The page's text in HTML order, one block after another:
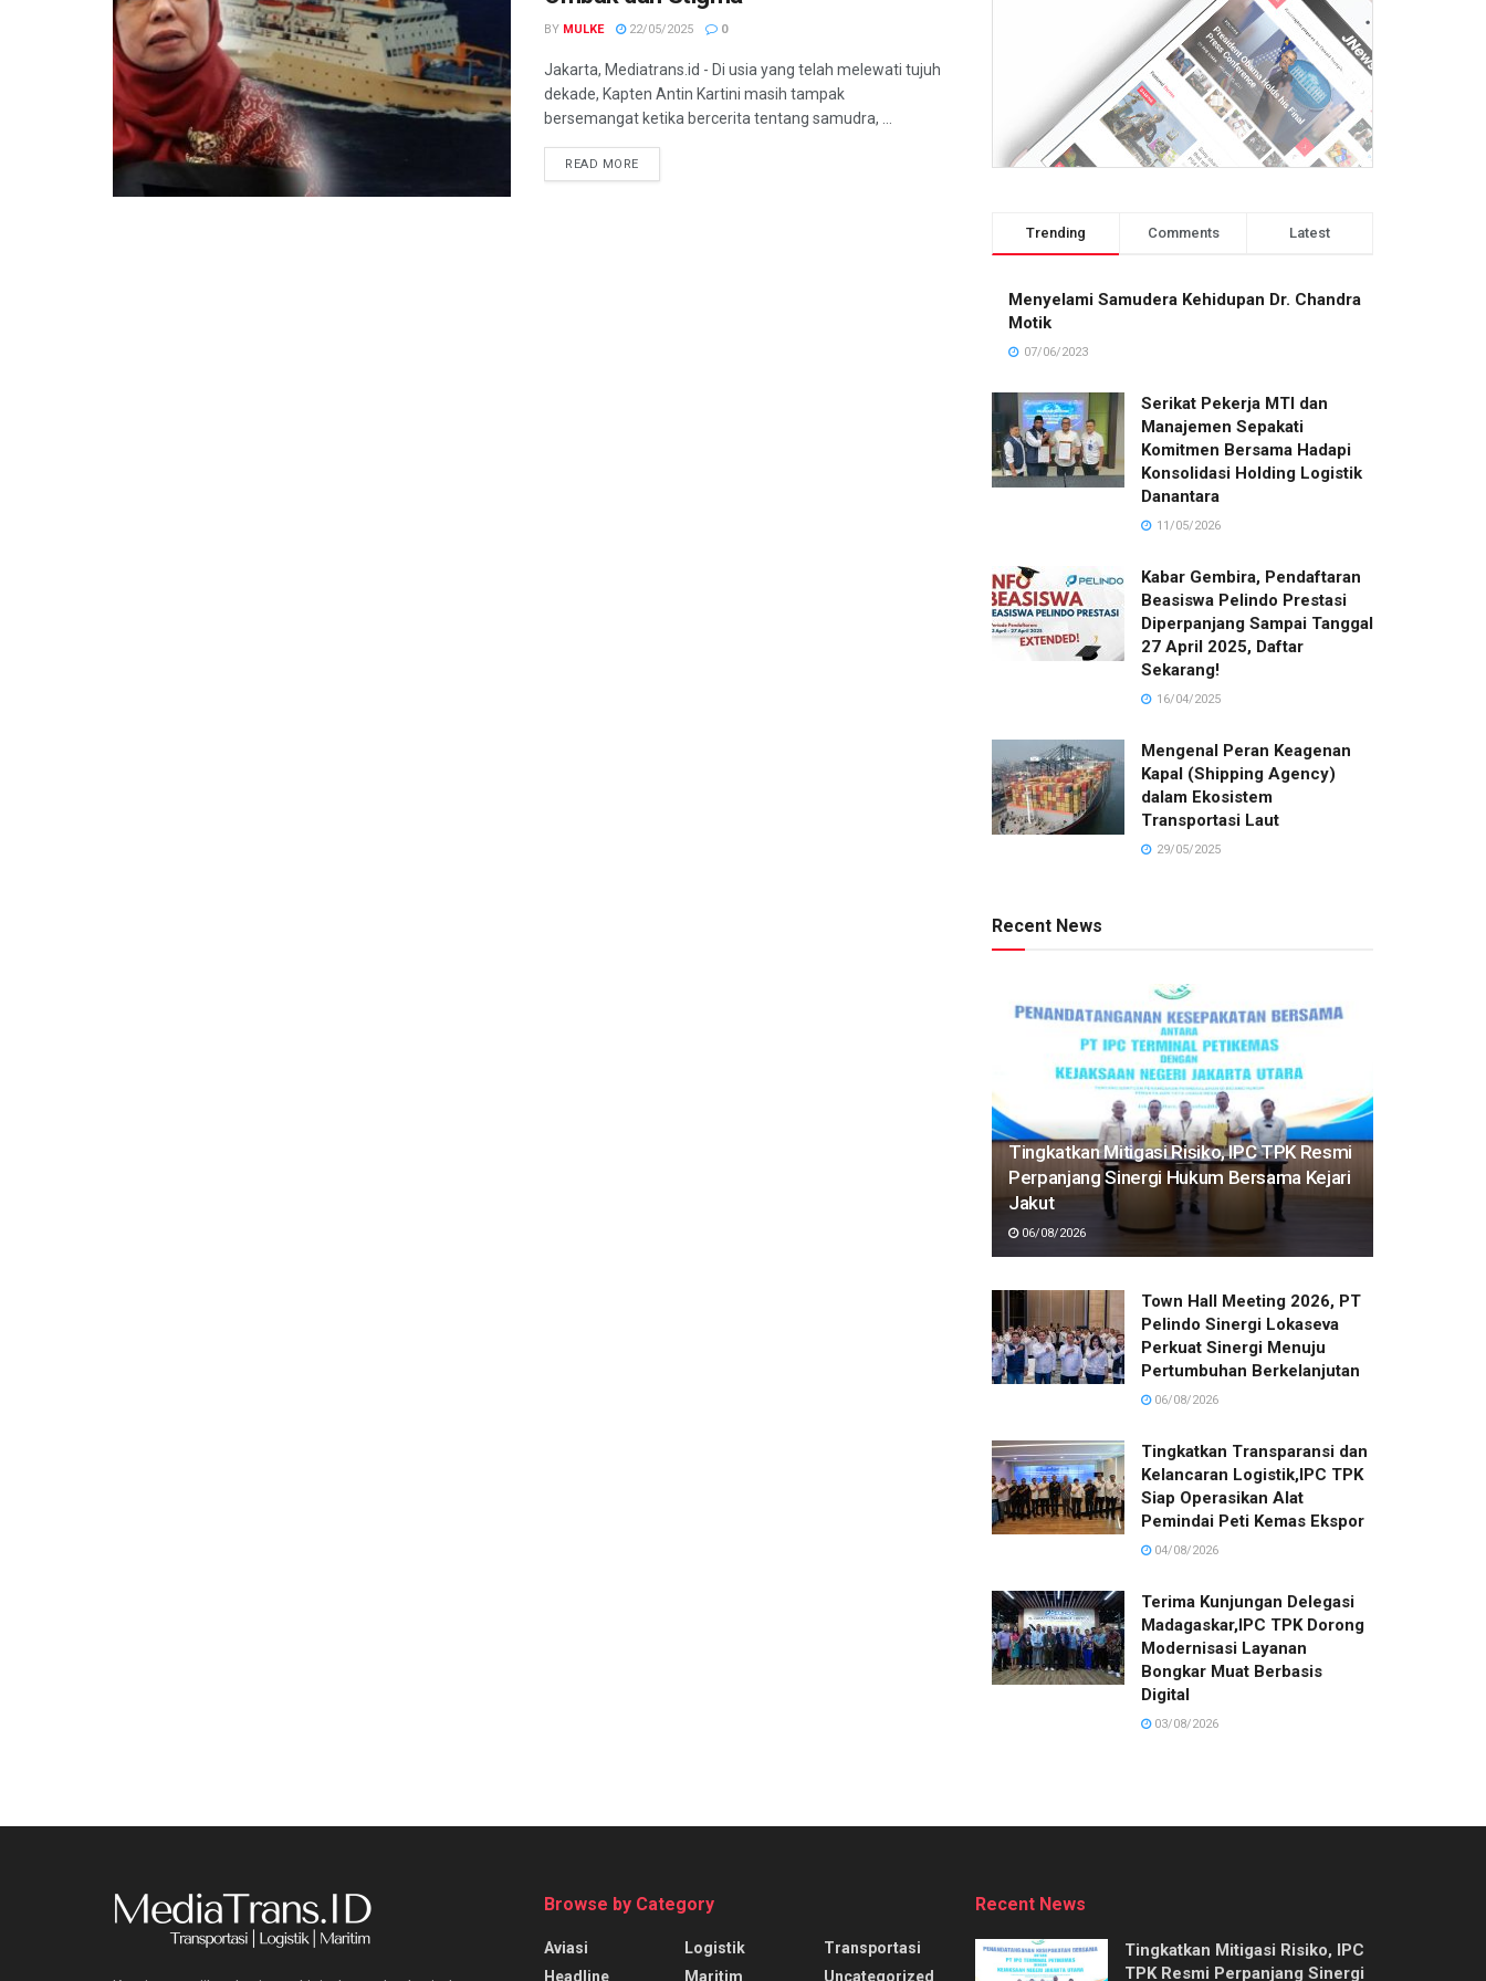
BY MULKE 22/05/2025 0
Jakarta, Mediatrans.id - Di usia yang telah melewati tujuh
dekade, Kapten Antin Kartini masih tampak
bersemangat ketika bercerita tentang samudra, ...
READ MORE
Trending Comments Latest
Menyelami Samudera Kehidupan Dr. Chandra
Motik
07/06/2023
Serikat Pekerja MTI dan
Manajemen Sepakati
Komitmen Bersama Hadapi
Konsolidasi Holding Logistik
Danantara
11/05/2026
Kabar Gembira, Pendaftaran
Beasiswa Pelindo Prestasi
Diperpanjang Sampai Tanggal
27 April 2025, Daftar
Sekarang!
16/04/2025
Mengenal Peran Keagenan
Kapal (Shipping Agency)
dalam Ekosistem
Transportasi Laut
29/05/2025
Recent News
Tingkatkan Mitigasi Risiko, IPC TPK Resmi
Perpanjang Sinergi Hukum Bersama Kejari
Jakut
06/08/2026
Town Hall Meeting 2026, PT
Pelindo Sinergi Lokaseva
Perkuat Sinergi Menuju
Pertumbuhan Berkelanjutan
06/08/2026
Tingkatkan Transparansi dan
Kelancaran Logistik,IPC TPK
Siap Operasikan Alat
Pemindai Peti Kemas Ekspor
04/08/2026
Terima Kunjungan Delegasi
Madagaskar,IPC TPK Dorong
Modernisasi Layanan
Bongkar Muat Berbasis
Digital
03/08/2026
Browse by Category
Aviasi
Headline
Logistik
Maritim
Transportasi
Uncategorized
Recent News
Tingkatkan Mitigasi Risiko, IPC
TPK Resmi Perpanjang Sinergi